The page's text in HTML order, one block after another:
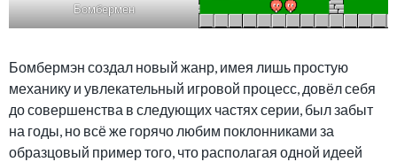
Бомбермен
Бомбермэн создал новый жанр, имея лишь простую
механику и увлекательный игровой процесс, довёл себя
до совершенства в следующих частях серии, был забыт
на годы, но всё же горячо любим поклонниками за
образцовый пример того, что располагая одной идеей